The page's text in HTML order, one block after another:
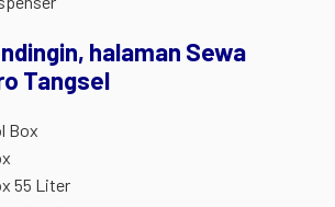
halaman Sewa
Tangsel
Box
55 Liter